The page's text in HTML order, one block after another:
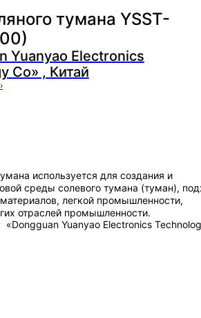
тумана YSST-
Yuanyao Electronics
Co» , Китай
›
используется для создания и
среды солевого тумана (туман),
легкой промышленности,
отраслей промышленности.
«Dongguan Yuanyao Electronics